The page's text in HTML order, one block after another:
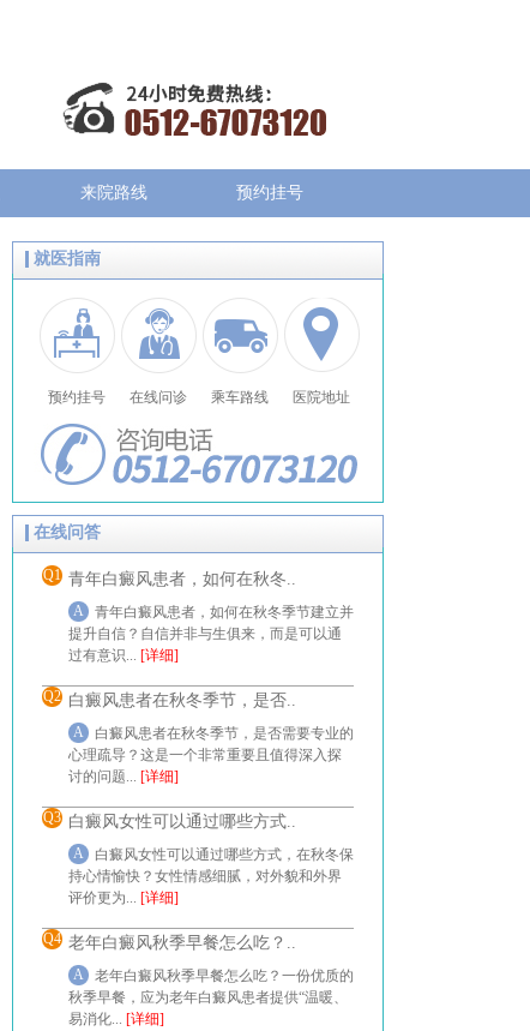
来院路线 预约挂号
就医指南
预约挂号 在线问诊 乘车路线 医院地址
在线问答
Q1 青年白癜风患者，如何在秋冬..
A
青年白癜风患者，如何在秋冬季节建立并
提升自信？自信并非与生俱来，而是可以通
过有意识... [详细]
Q2 白癜风患者在秋冬季节，是否..
A
白癜风患者在秋冬季节，是否需要专业的
心理疏导？这是一个非常重要且值得深入探
讨的问题... [详细]
Q3 白癜风女性可以通过哪些方式..
A
白癜风女性可以通过哪些方式，在秋冬保
持心情愉快？女性情感细腻，对外貌和外界
评价更为... [详细]
Q4 老年白癜风秋季早餐怎么吃？..
A
老年白癜风秋季早餐怎么吃？一份优质的
秋季早餐，应为老年白癜风患者提供“温暖、
易消化... [详细]